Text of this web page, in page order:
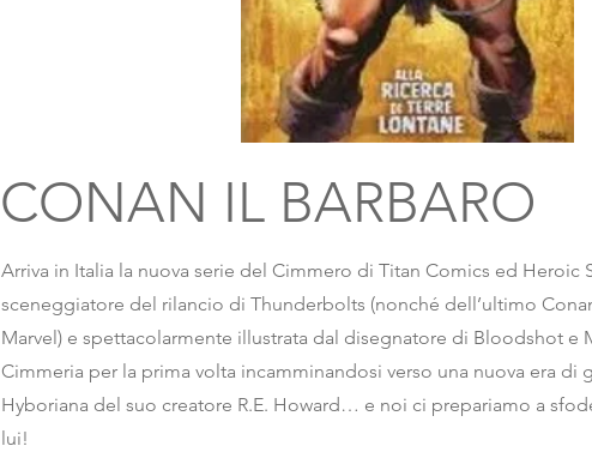
CONAN IL BARBARO
Arriva in Italia la nuova serie del Cimmero di Titan Comics ed Heroic
sceneggiatore del rilancio di Thunderbolts (nonché dell’ultimo
Marvel) e spettacolarmente illustrata dal disegnatore di Bloodshot e
Cimmeria per la prima volta incamminandosi verso una nuova era di
Hyboriana del suo creatore R.E. Howard… e noi ci prepariamo a
lui!